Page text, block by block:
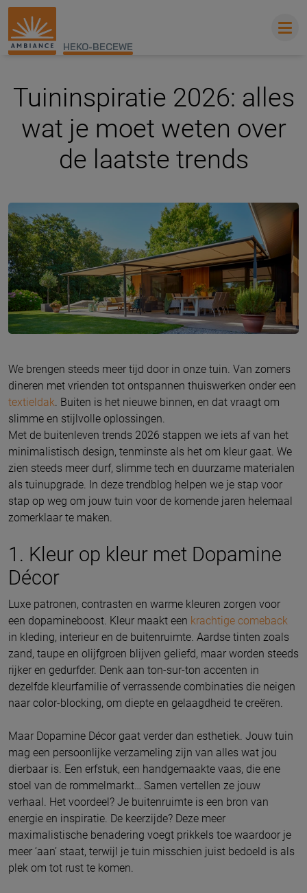
HEKO-BECEWE
Tuininspiratie 2026: alles
wat je moet weten over
de laatste trends
We brengen steeds meer tijd door in onze tuin. Van zomers
dineren met vrienden tot ontspannen thuiswerken onder een
textieldak . Buiten is het nieuwe binnen, en dat vraagt om
slimme en stijlvolle oplossingen.
Met de buitenleven trends 2026 stappen we iets af van het
minimalistisch design, tenminste als het om kleur gaat. We
zien steeds meer durf, slimme tech en duurzame materialen
als tuinupgrade. In deze trendblog helpen we je stap voor
stap op weg om jouw tuin voor de komende jaren helemaal
zomerklaar te maken.
1. Kleur op kleur met Dopamine
Décor
Luxe patronen, contrasten en warme kleuren zorgen voor
een dopamineboost. Kleur maakt een krachtige comeback
in kleding, interieur en de buitenruimte. Aardse tinten zoals
zand, taupe en olijfgroen blijven geliefd, maar worden steeds
rijker en gedurfder. Denk aan ton-sur-ton accenten in
dezelfde kleurfamilie of verrassende combinaties die neigen
naar color-blocking, om diepte en gelaagdheid te creëren.
Maar Dopamine Décor gaat verder dan esthetiek. Jouw tuin
mag een persoonlijke verzameling zijn van alles wat jou
dierbaar is. Een erfstuk, een handgemaakte vaas, die ene
stoel van de rommelmarkt… Samen vertellen ze jouw
verhaal. Het voordeel? Je buitenruimte is een bron van
energie en inspiratie. De keerzijde? Deze meer
maximalistische benadering voegt prikkels toe waardoor je
meer ‘aan’ staat, terwijl je tuin misschien juist bedoeld is als
plek om tot rust te komen.